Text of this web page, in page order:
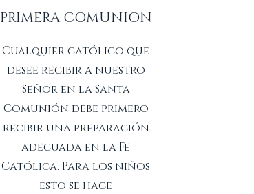
PRIMERA COMUNION
Cualquier católico que
desee recibir a nuestro
Señor en la Santa
Comunión debe primero
recibir una preparación
adecuada en la Fe
Católica. Para los niños
esto se hace